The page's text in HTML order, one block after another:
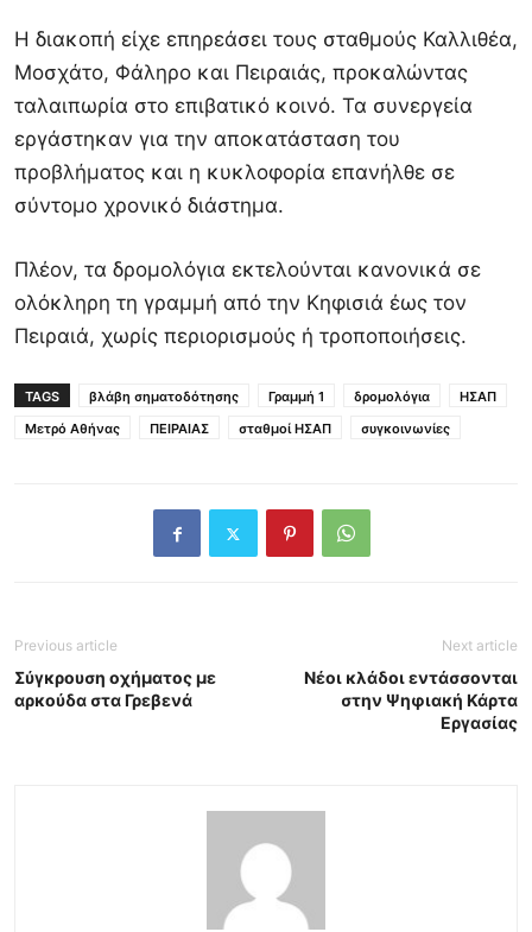
Η διακοπή είχε επηρεάσει τους σταθμούς Καλλιθέα,
Μοσχάτο, Φάληρο και Πειραιάς, προκαλώντας
ταλαιπωρία στο επιβατικό κοινό. Τα συνεργεία
εργάστηκαν για την αποκατάσταση του
προβλήματος και η κυκλοφορία επανήλθε σε
σύντομο χρονικό διάστημα.
Πλέον, τα δρομολόγια εκτελούνται κανονικά σε
ολόκληρη τη γραμμή από την Κηφισιά έως τον
Πειραιά, χωρίς περιορισμούς ή τροποποιήσεις.
TAGS βλάβη σηματοδότησης Γραμμή 1 δρομολόγια
ΗΣΑΠ
Μετρό Αθήνας
ΠΕΙΡΑΙΑΣ σταθμοί HΣΑΠ συγκοινωνίες
Previous article
Σύγκρουση οχήματος με
αρκούδα στα Γρεβενά
Next article
Νέοι κλάδοι εντάσσονται
στην Ψηφιακή Κάρτα
Εργασίας